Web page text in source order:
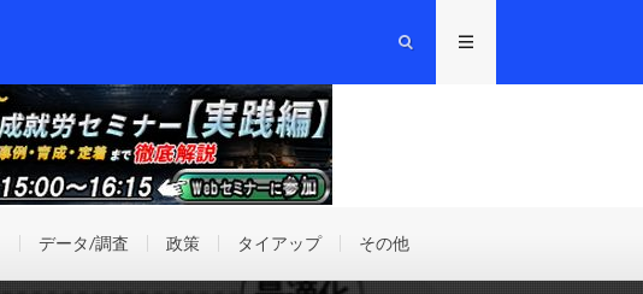
データ/調査 政策 タイアップ その他